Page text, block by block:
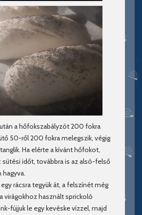
a hőfokszabályzót 200 fokra
50-ről 200 fokra melegszik, végig
Ha elérte a kívánt hőfokot,
sütési időt, továbbra is az alsó-felső
rácsra tegyük át, a felszínét még
virágokhoz használt sprickoló
fújjuk le egy kevéske vízzel, majd